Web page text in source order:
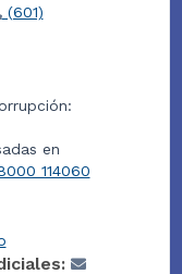
(601)
en
114060